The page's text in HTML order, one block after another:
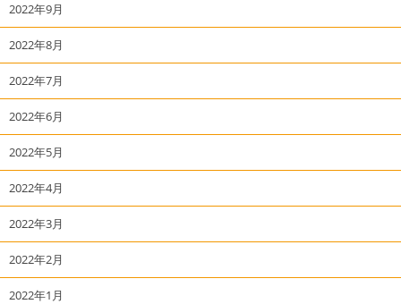
2022年9月
2022年8月
2022年7月
2022年6月
2022年5月
2022年4月
2022年3月
2022年2月
2022年1月